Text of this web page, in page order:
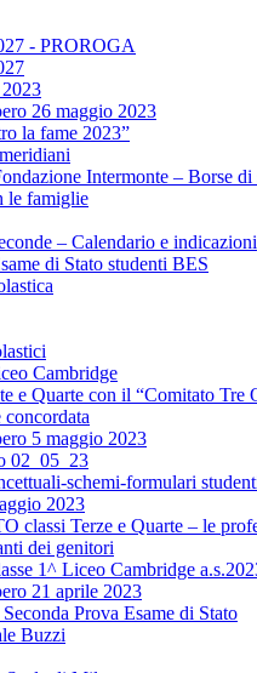
- PROROGA
26 maggio 2023
la fame 2023”
Intermonte – Borse
le famiglie
– Calendario e indicazioni
di Stato studenti BES
Cambridge
e Quarte con il “Comitato Tre
5 maggio 2023
02_05_23
schemi-formulari
2023
classi Terze e Quarte – le
dei genitori
1^ Liceo Cambridge
21 aprile 2023
Prova Esame di Stato
Buzzi